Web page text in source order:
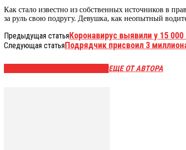
Как стало известно из собственных источников в
за руль свою подругу. Девушка, как неопытный
Предыдущая статьяКоронавирус выявили у 15
Следующая статьяПодрядчик присвоил 3
ЕЩЕ ОТ АВТОРА